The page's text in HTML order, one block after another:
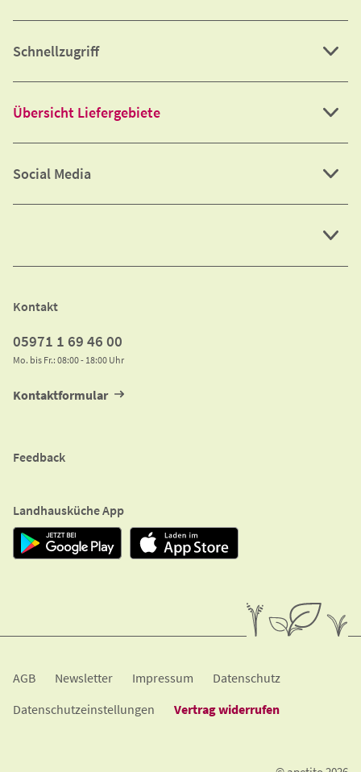
Schnellzugriff
Übersicht Liefergebiete
Social Media
Kontakt
05971 1 69 46 00
Mo. bis Fr.: 08:00 - 18:00 Uhr
Kontaktformular
Feedback
Landhausküche App
A​G​B Newsletter Impressum
Datenschutz
Datenschutzeinstellungen
Vertrag widerrufen